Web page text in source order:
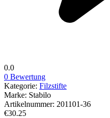
0.0
0 Bewertung
Kategorie: Filzstifte
Marke: Stabilo
Artikelnummer: 201101-36
€30.25